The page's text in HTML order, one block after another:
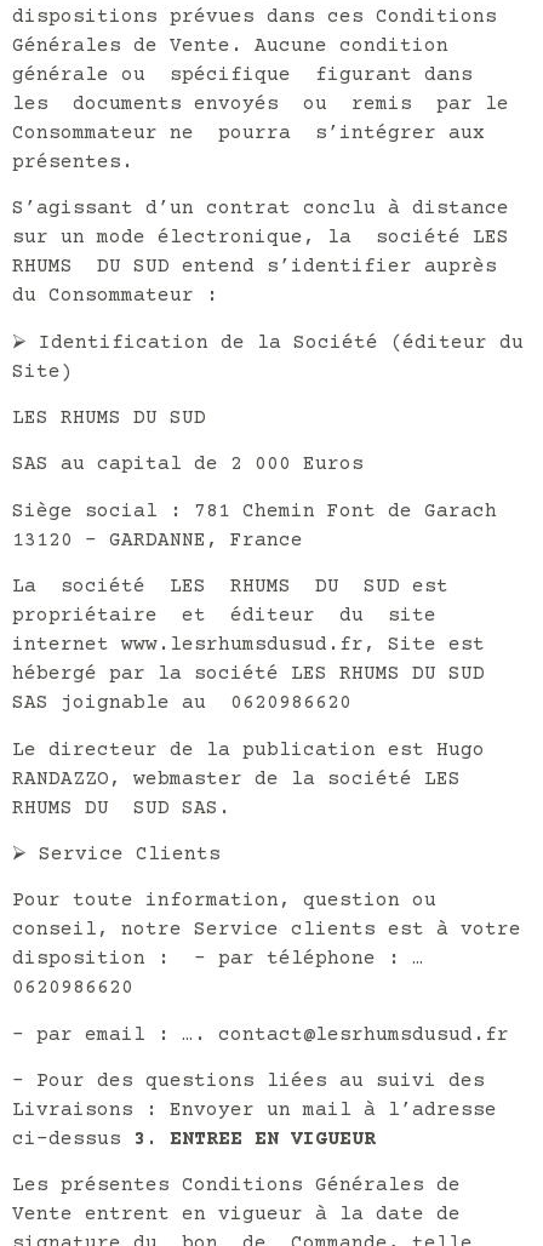
dispositions prévues dans ces Conditions
Générales de Vente. Aucune condition
générale ou spécifique figurant dans
les documents envoyés ou remis par le
Consommateur ne pourra s’intégrer aux
présentes.
S’agissant d’un contrat conclu à distance
sur un mode électronique, la société LES
RHUMS DU SUD entend s’identifier auprès
du Consommateur :
⮚ Identification de la Société (éditeur du
Site)
LES RHUMS DU SUD
SAS au capital de 2 000 Euros
Siège social : 781 Chemin Font de Garach
13120 – GARDANNE, France
La société LES RHUMS DU SUD est
propriétaire et éditeur du site
internet www.lesrhumsdusud.fr, Site est
hébergé par la société LES RHUMS DU SUD
SAS joignable au 0620986620
Le directeur de la publication est Hugo
RANDAZZO, webmaster de la société LES
RHUMS DU SUD SAS.
⮚ Service Clients
Pour toute information, question ou
conseil, notre Service clients est à votre
disposition : – par téléphone : …
0620986620
– par email : …. contact@lesrhumsdusud.fr
– Pour des questions liées au suivi des
Livraisons : Envoyer un mail à l’adresse
ci-dessus
3. ENTREE EN VIGUEUR
Les présentes Conditions Générales de
Vente entrent en vigueur à la date de